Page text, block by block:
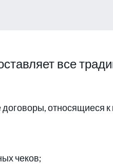
все
договоры, относящиеся
чеков;